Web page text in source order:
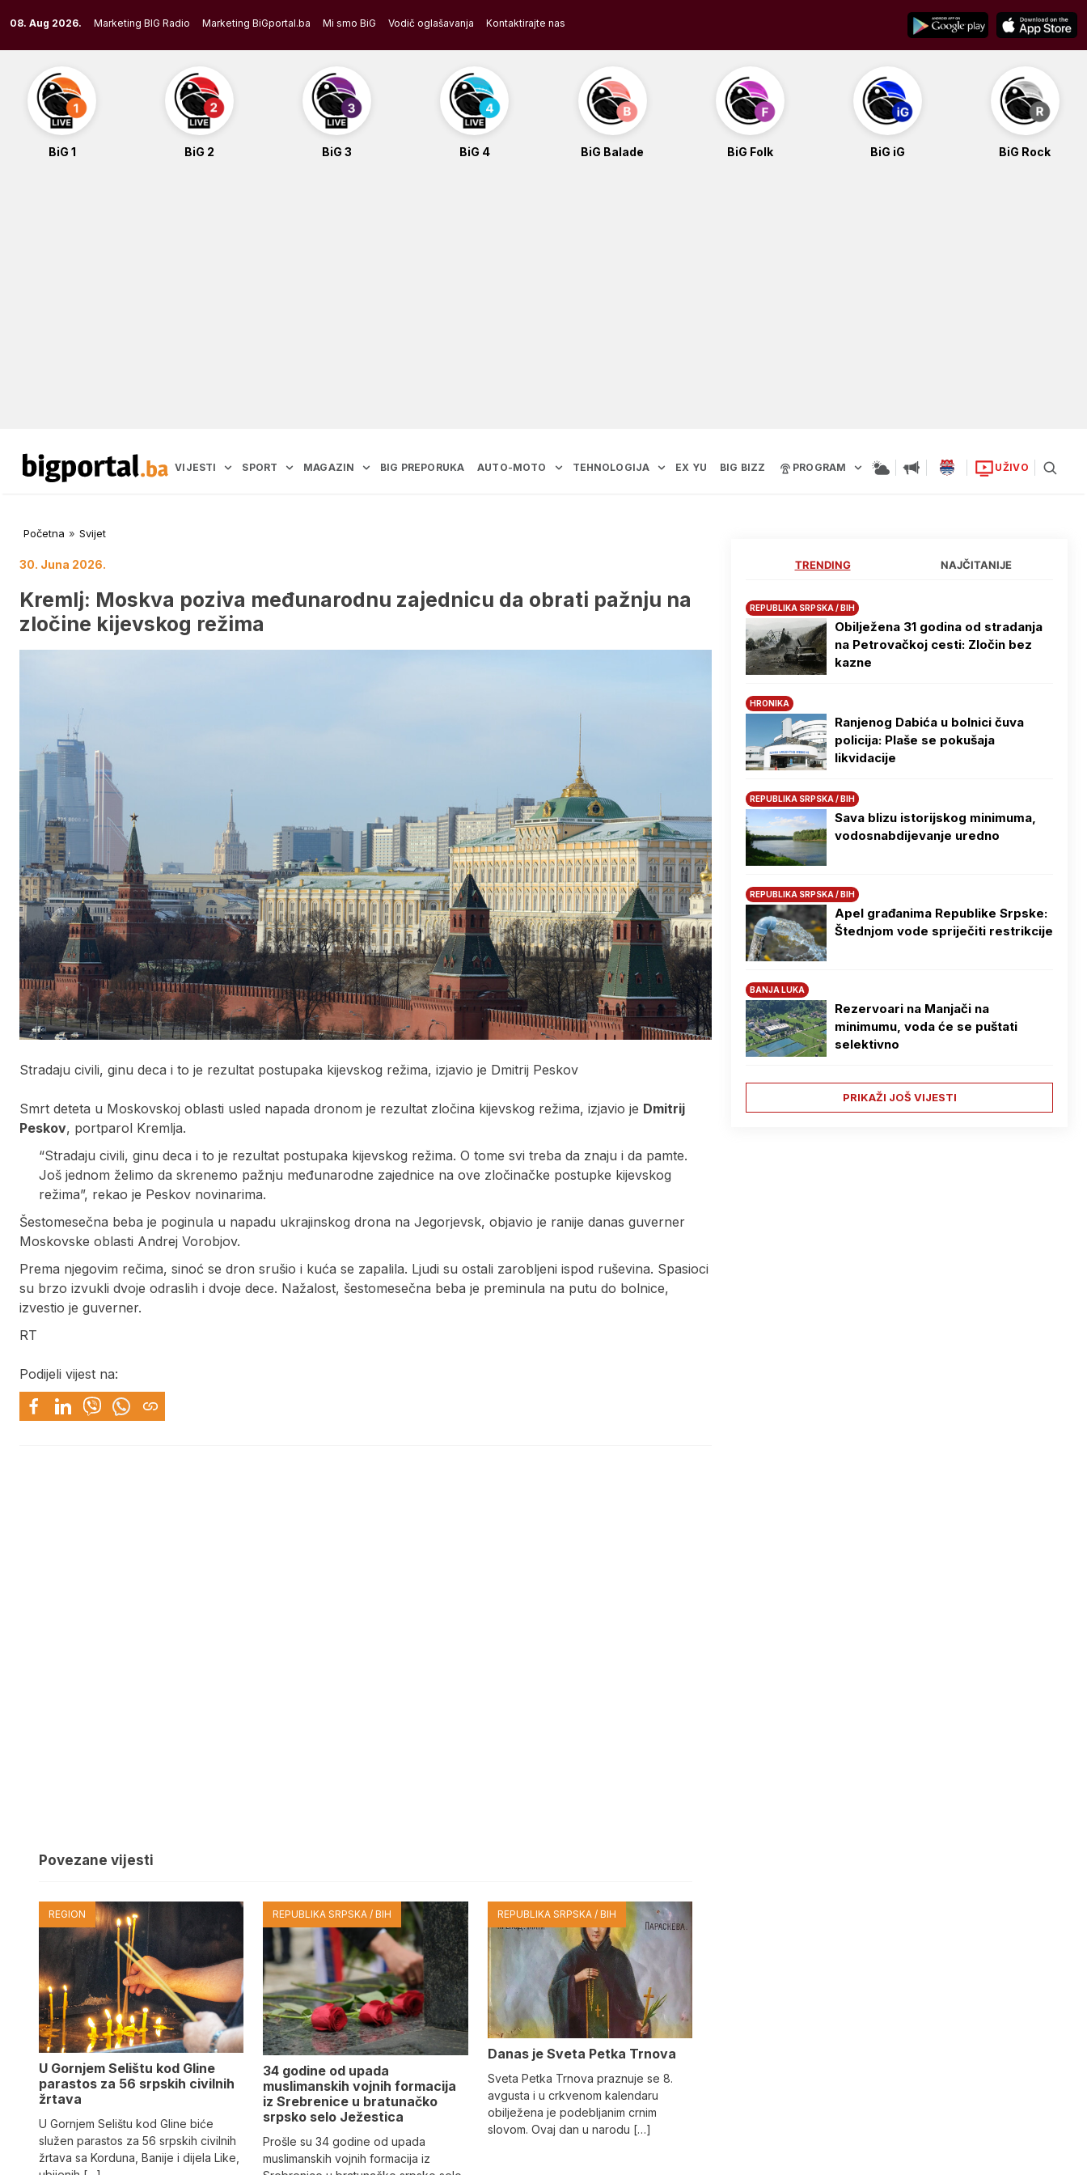
to
content
08. Aug 2026. Marketing BIG Radio Marketing BiGportal.ba Mi smo BiG Vodič oglašavanja Kontaktirajte nas
BiG 1 BiG 2 BiG 3 BiG 4 BiG Balade BiG Folk BiG iG BiG Rock
VIJESTI SPORT MAGAZIN BIG PREPORUKA AUTO-MOTO TEHNOLOGIJA EX YU BIG BIZZ PROGRAM UŽIVO
Početna » Svijet
30. Juna 2026.
Kremlj: Moskva poziva međunarodnu zajednicu da obrati pažnju na
zločine kijevskog režima
Stradaju civili, ginu deca i to je rezultat postupaka kijevskog režima, izjavio je Dmitrij Peskov
Smrt deteta u Moskovskoj oblasti usled napada dronom je rezultat zločina kijevskog režima, izjavio je Dmitrij
Peskov, portparol Kremlja.
“Stradaju civili, ginu deca i to je rezultat postupaka kijevskog režima. O tome svi treba da znaju i da pamte.
Još jednom želimo da skrenemo pažnju međunarodne zajednice na ove zločinačke postupke kijevskog
režima”, rekao je Peskov novinarima.
Šestomesečna beba je poginula u napadu ukrajinskog drona na Jegorjevsk, objavio je ranije danas guverner
Moskovske oblasti Andrej Vorobjov.
Prema njegovim rečima, sinoć se dron srušio i kuća se zapalila. Ljudi su ostali zarobljeni ispod ruševina. Spasioci
su brzo izvukli dvoje odraslih i dvoje dece. Nažalost, šestomesečna beba je preminula na putu do bolnice,
izvestio je guverner.
RT
Podijeli vijest na:
Povezane vijesti
REGION
U Gornjem Selištu kod Gline
parastos za 56 srpskih civilnih
žrtava
U Gornjem Selištu kod Gline biće
služen parastos za 56 srpskih civilnih
žrtava sa Korduna, Banije i dijela Like,
REPUBLIKA SRPSKA / BIH
34 godine od upada
muslimanskih vojnih formacija
iz Srebrenice u bratunačko
srpsko selo Јežestica
Prošle su 34 godine od upada
muslimanskih vojnih formacija iz
REPUBLIKA SRPSKA / BIH
Danas je Sveta Petka Trnova
Sveta Petka Trnova praznuje se 8.
avgusta i u crkvenom kalendaru
obilježena je podebljanim crnim
slovom. Ovaj dan u narodu […]
TRENDING NAJČITANIJE
REPUBLIKA SRPSKA / BIH
Obilježena 31 godina od stradanja
na Petrovačkoj cesti: Zločin bez
kazne
HRONIKA
Ranjenog Dabića u bolnici čuva
policija: Plaše se pokušaja
likvidacije
REPUBLIKA SRPSKA / BIH
Sava blizu istorijskog minimuma,
vodosnabdijevanje uredno
REPUBLIKA SRPSKA / BIH
Apel građanima Republike Srpske:
Štednjom vode spriječiti restrikcije
BANJA LUKA
Rezervoari na Manjači na
minimumu, voda će se puštati
selektivno
PRIKAŽI JOŠ VIJESTI